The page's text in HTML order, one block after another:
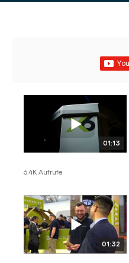
01:13
6.4K Aufrufe
01:32